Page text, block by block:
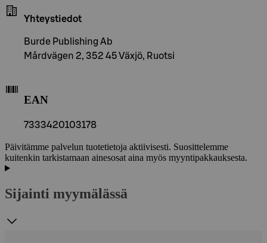
Yhteystiedot
Burde Publishing Ab
Mårdvägen 2, 352 45 Växjö, Ruotsi
EAN
7333420103178
Päivitämme palvelun tuotetietoja aktiivisesti. Suosittelemme
kuitenkin tarkistamaan ainesosat aina myös myyntipakkauksesta.
Sijainti myymälässä